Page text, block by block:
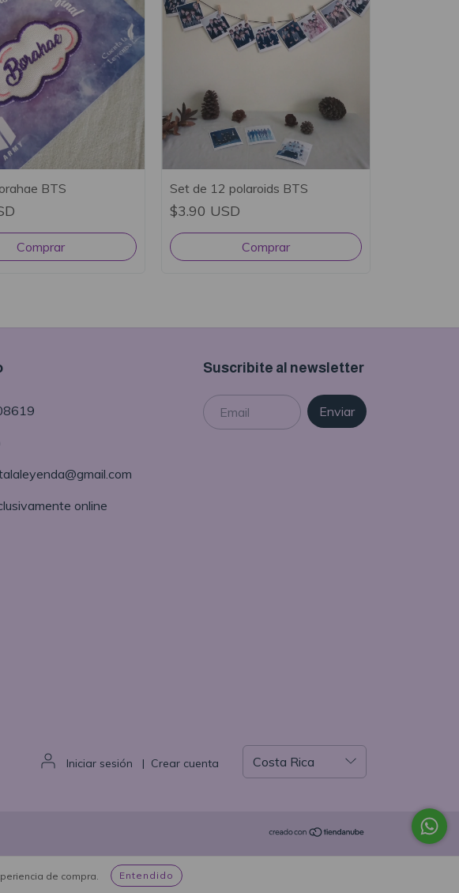
de compra. Entendido
BTS Set de 12 polaroids BTS
$3.90 USD
online
Suscribite al newsletter
Iniciar sesión | Crear cuenta